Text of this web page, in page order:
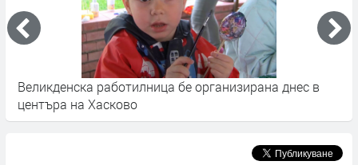
Великденска работилница бе организирана днес в
центъра на Хасково